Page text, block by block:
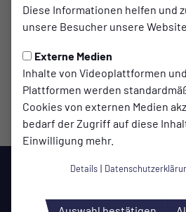
Diese Informationen helfen und
unsere Besucher unsere
Externe Medien
Inhalte von Videoplattformen
Plattformen werden
Cookies von externen Medien
bedarf der Zugriff auf diese
Einwilligung mehr.
Details |
Wegbeschreibung